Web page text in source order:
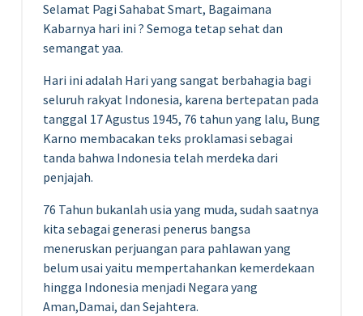
Selamat Pagi Sahabat Smart, Bagaimana
Kabarnya hari ini ? Semoga tetap sehat dan
semangat yaa.
Hari ini adalah Hari yang sangat berbahagia bagi
seluruh rakyat Indonesia, karena bertepatan pada
tanggal 17 Agustus 1945, 76 tahun yang lalu, Bung
Karno membacakan teks proklamasi sebagai
tanda bahwa Indonesia telah merdeka dari
penjajah.
76 Tahun bukanlah usia yang muda, sudah saatnya
kita sebagai generasi penerus bangsa
meneruskan perjuangan para pahlawan yang
belum usai yaitu mempertahankan kemerdekaan
hingga Indonesia menjadi Negara yang
Aman,Damai, dan Sejahtera.